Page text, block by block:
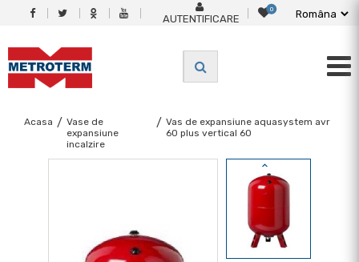
AUTENTIFICARE
0
Acasa / Vase de
expansiune
incalzire
/ Vas de expansiune aquasystem avr
60 plus vertical 60